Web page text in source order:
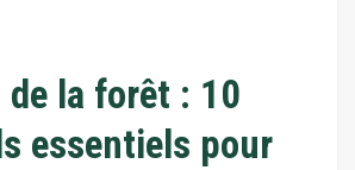
de la forêt : 10
essentiels pour